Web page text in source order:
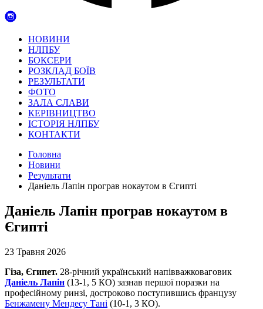
НОВИНИ
НЛПБУ
БОКСЕРИ
РОЗКЛАД БОЇВ
РЕЗУЛЬТАТИ
ФОТО
ЗАЛА СЛАВИ
КЕРІВНИЦТВО
ІСТОРІЯ НЛПБУ
КОНТАКТИ
Головна
Новини
Результати
Даніель Лапін програв нокаутом в Єгипті
Даніель Лапін програв нокаутом в
Єгипті
23 Травня 2026
Гіза, Єгипет. 28-річний український напівважковаговик
Даніель Лапін (13-1, 5 КО) зазнав першої поразки на
професійному ринзі, достроково поступившись французу
Бенжамену Мендесу Тані (10-1, 3 КО).